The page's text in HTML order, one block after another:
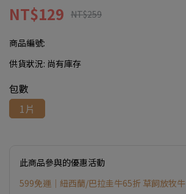
NT$129 NT$259
商品編號:
供貨狀況: 尚有庫存
包數
1片
此商品參與的優惠活動
599免運｜紐西蘭/巴拉圭牛65折 草飼放牧牛